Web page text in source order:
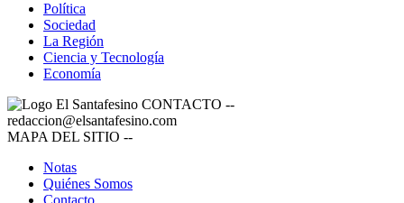
Política
Sociedad
La Región
Ciencia y Tecnología
Economía
CONTACTO --
redaccion@elsantafesino.com
MAPA DEL SITIO --
Notas
Quiénes Somos